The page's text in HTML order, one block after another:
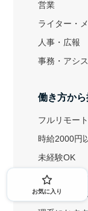
お気に入り
営業
ライター・
人事・広報
事務・アシ
働き方から
フルリモート
時給2000円
未経験OK
英語力を活
1ヶ月からOK